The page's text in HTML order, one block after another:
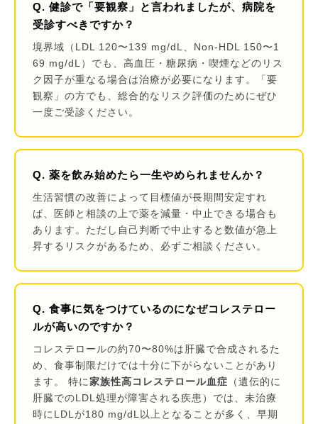
Q. 健診で「要観察」と言われましたが、病院を
受診すべきですか？
境界域（LDL 120〜139 mg/dL、Non-HDL 150〜1
69 mg/dL）でも、高血圧・糖尿病・喫煙などのリス
ク因子が重なる場合は治療が必要になります。「要
観察」の方でも、総合的なリスク評価のためにぜひ
一度ご受診ください。
Q. 薬を飲み始めたら一生やめられませんか？
生活習慣の改善によって目標値が長期間安定すれ
ば、医師と相談の上で薬を減量・中止できる場合も
あります。ただし自己判断で中止すると数値が急上
昇するリスクがあるため、必ずご相談ください。
Q. 食事に気をつけているのになぜコレステロー
ルが高いのですか？
コレステロールの約70〜80%は肝臓で合成されるた
め、食事制限だけでは十分に下がらないことがあり
ます。 特に家族性高コレステロール血症 （遺伝的に
肝臓でのLDL処理が障害される疾患）では、未治療
時にLDLが180 mg/dL以上となることが多く、早期